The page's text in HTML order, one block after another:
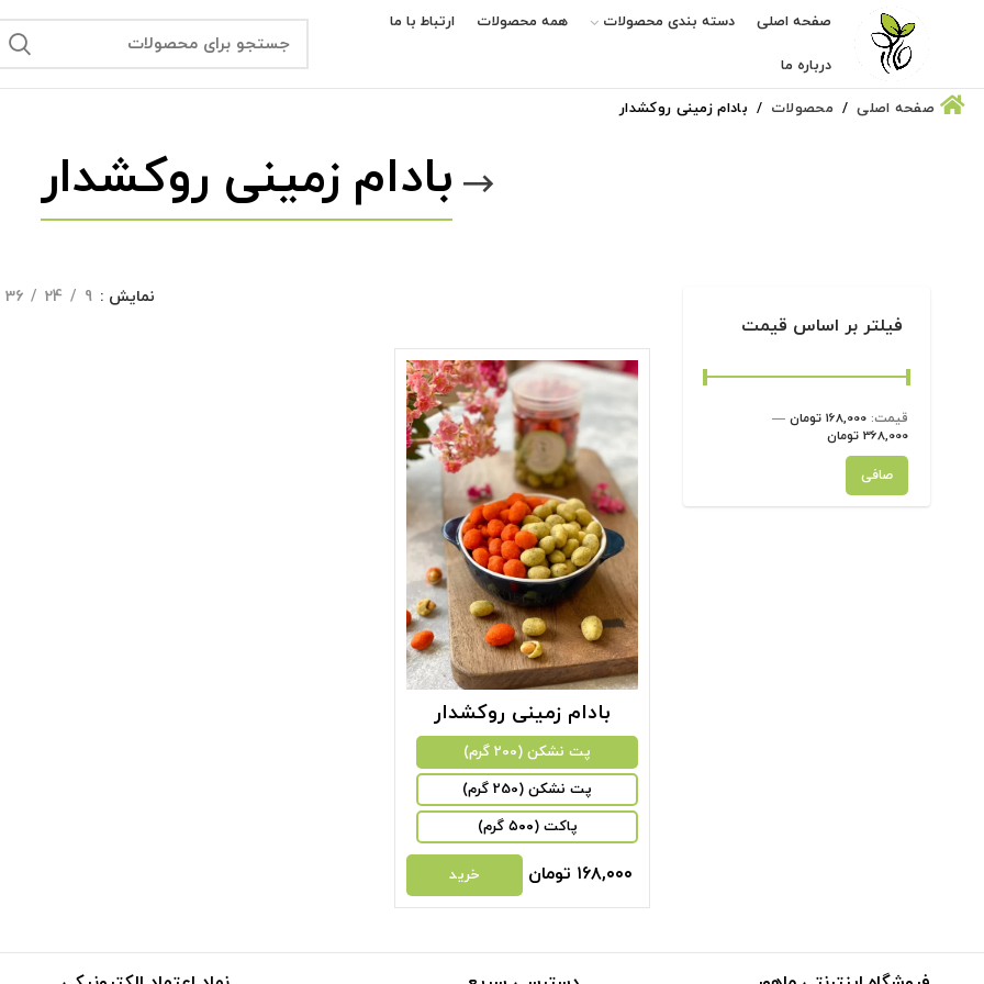
صفحه اصلی دسته بندی محصولات همه محصولات ارتباط با ما
درباره ما
صفحه اصلی محصولات بادام زمینی روکشدار
بادام زمینی روکشدار
فیلتر بر اساس قیمت
حداقل
قیمت
حداكثر
قيمت
صافی
قيمت: 168,000 تومان
—
368,000 تومان
نمایش 9
24
36
بادام زمینی روکشدار
پت نشکن (200 گرم)
پت نشکن (250 گرم)
پاکت (۵۰۰ گرم)
۱۶۸,۰۰۰ تومان خرید